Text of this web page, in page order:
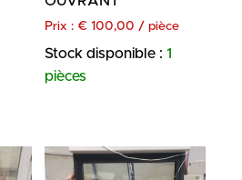
Prix : € 100,00 / pièce
Stock disponible : 1
pièces